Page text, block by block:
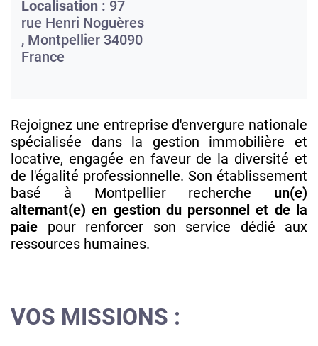
Localisation : 97
rue Henri Noguères
, Montpellier 34090
France
Rejoignez une entreprise d'envergure nationale
spécialisée dans la gestion immobilière et
locative, engagée en faveur de la diversité et
de l'égalité professionnelle. Son établissement
basé à Montpellier recherche un(e)
alternant(e) en gestion du personnel et de la
paie pour renforcer son service dédié aux
ressources humaines.
VOS MISSIONS :